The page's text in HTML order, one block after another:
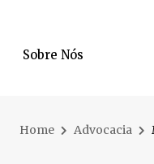
Mulher é
Sobre Nós
Home Advocacia